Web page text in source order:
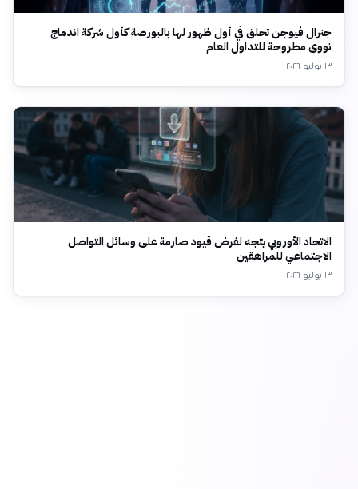
جنرال فيوجن تحلق في أول ظهور لها بالبورصة كأول شركة اندماج
نووي مطروحة للتداول العام
١٣ يوليو ٢٠٢٦
الاتحاد الأوروبي يتجه لفرض قيود صارمة على وسائل التواصل
الاجتماعي للمراهقين
١٣ يوليو ٢٠٢٦